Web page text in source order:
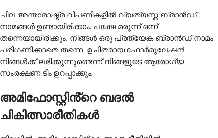
ചില അന്താരാഷ്ട്ര വിപണികളിൽ വ്യത്യസ്ത ബ്രാൻഡ്
നാമങ്ങൾ ഉണ്ടായിരിക്കാം, പക്ഷേ മരുന്ന് ഒന്ന്
തന്നെയായിരിക്കും. നിങ്ങൾ ഒരു പ്രത്യേക ബ്രാൻഡ് നാമം
പരിഗണിക്കാതെ തന്നെ, ഉചിതമായ ഫോർമുലേഷൻ
നിങ്ങൾക്ക് ലഭിക്കുന്നുണ്ടെന്ന് നിങ്ങളുടെ ആരോഗ്യ
സംരക്ഷണ ടീം ഉറപ്പാക്കും.
അമിഫോസ്റ്റിൻ്റെ ബദൽ
ചികിത്സാരീതികൾ